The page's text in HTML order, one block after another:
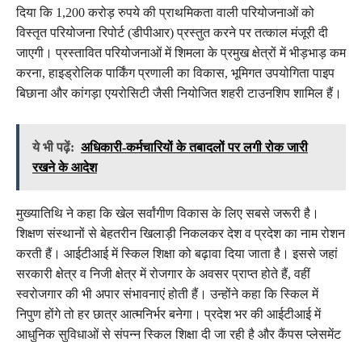
दिया कि 1,200 करोड़ रुपये की प्राथमिकता वाली परियोजनाओं को
विस्तृत परियोजना रिपोर्ट (डीपीआर) प्रस्तुत करने पर तत्काल मंजूरी दी
जाएगी। प्रस्तावित परियोजनाओं में शिमला के प्रमुख क्षेत्रों में भीड़भाड़ कम
करना, हाइड्रोलिक पार्किंग प्रणाली का विकास, भूमिगत उपयोगिता पाइप
बिछाना और कांगड़ा एयरोसिटी जैसी नियोजित शहरी टाउनशिप शामिल हैं।
ये भी पढ़ें: अधिकारी-कर्मचारियों के तबादलों पर लगी रोक जारी
रखने के आदेश
मुख्यातिथि ने कहा कि खेल सर्वांगीण विकास के लिए सबसे जरूरी है।
शिक्षण संस्थानों से बेहतरीन खिलाड़ी निकलकर देश व प्रदेश का नाम रोशन
करती हैं। आईटीआई में स्किल शिक्षा को बढ़ावा दिया जाता है। इससे जहां
सरकारी क्षेत्र व निजी क्षेत्र में रोजगार के अवसर प्राप्त होते हैं, वहीं
स्वरोजगार की भी अपार संभावनाएं होती हैं। उन्होंने कहा कि स्किल में
निपुण होंगे तो हर छात्र आत्मनिर्भर बनेगा। प्रदेश भर की आईटीआई में
आधुनिक सुविधाओं से संपन्न स्किल शिक्षा दी जा रही है और कैंपस प्लेसमेंट